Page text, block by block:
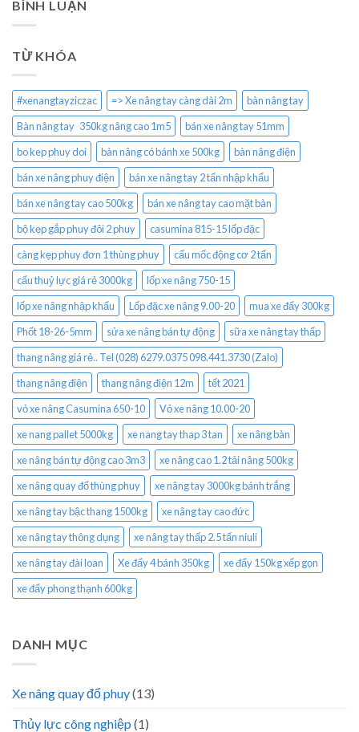
BÌNH LUẬN
TỪ KHÓA
#xenangtayziczac => Xe nâng tay càng dài 2m
bàn nâng tay
Bàn nâng tay 350kg nâng cao 1m5
bán xe nâng tay 51mm
bo kep phuy doi
bàn nâng có bánh xe 500kg
bàn nâng điện
bán xe nâng phuy điện
bán xe nâng tay 2 tấn nhập khẩu
bán xe nâng tay cao 500kg
bán xe nâng tay cao mặt bàn
bộ kẹp gắp phuy đôi 2 phuy
casumina 815-15 lốp đặc
càng kẹp phuy đơn 1 thùng phuy
cẩu mốc động cơ 2 tấn
cẩu thuỷ lực giá rẻ 3000kg
lốp xe nâng 750-15
lốp xe nâng nhập khẩu
Lốp đặc xe nâng 9.00-20
mua xe đẩy 300kg
Phốt 18-26-5mm
sửa xe nâng bán tự động
sữa xe nâng tay thấp
thang nâng giá rẻ.. Tel (028) 6279.0375 098.441.3730 (Zalo)
thang nâng điện
thang nâng điện 12m
tết 2021
vỏ xe nâng Casumina 650-10
Vỏ xe nâng 10.00-20
xe nang pallet 5000kg
xe nang tay thap 3 tan
xe nâng bàn
xe nâng bán tự động cao 3m3
xe nâng cao 1.2 tải nâng 500kg
xe nâng quay đổ thùng phuy
xe nâng tay 3000kg bánh trắng
xe nâng tay bậc thang 1500kg
xe nâng tay cao đức
xe nâng tay thông dụng
xe nâng tay thấp 2.5 tấn niuli
xe nâng tay đài loan
Xe đẩy 4 bánh 350kg
xe đẩy 150kg xếp gọn
xe đẩy phong thạnh 600kg
DANH MỤC
Xe nâng quay đổ phuy(13)
Thủy lực công nghiệp (1)